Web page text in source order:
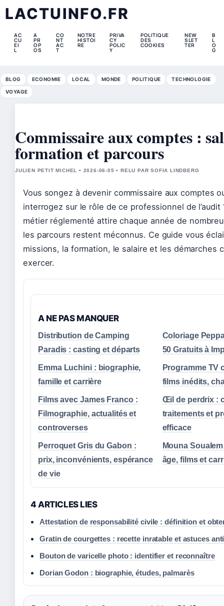
LACTUINFO.FR
AC
CU
EI
L
A
PR
OP
OS
CO
NT
AC
T
NOTRE
HISTOI
RE
PRIVA
CY
POLIC
Y
POLITIQUE
DES
COOKIES
NEW
SLET
TER
B
L
O
G
BLOG ECONOMIE LOCAL MONDE POLITIQUE TECHNOLOGIE
VOYAGE
Commissaire aux comptes :
formation et parcours
JULIEN PETIT MICHEL • 2026-06-05 • RELU PAR SOFIA LINDBERG
Vous songez à devenir commissaire aux comptes
interrogez sur le rôle de ce professionnel de l’audit
métier réglementé attire chaque année de
les parcours restent méconnus. Ce guide vous
missions, la formation, le salaire et les démarches
exercer.
A NE PAS MANQUER
Distribution de Camping
Paradis : casting et départs
Coloriage
50 Gratuits à
Emma Luchini : biographie,
famille et carrière
Programme TV
films inédits,
Films avec James Franco :
Filmographie, actualités et
controverses
Œil de perdrix :
traitements et
efficace
Perroquet Gris du Gabon :
prix, inconvénients, espérance
de vie
Mouna
âge, films et
4 ARTICLES LIES
Attestation de responsabilité civile : définition et
Gratin de courgettes : recette inratable et astuces
Bouton de varicelle photo : identifier et reconnaître
Dorian Godon : biographie, études, palmarès